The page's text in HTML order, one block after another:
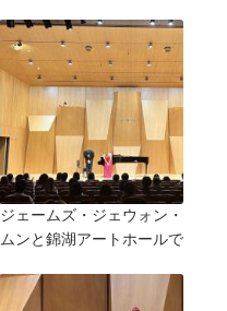
ジェームズ・ジェウォン・
ムンと錦湖アートホールで